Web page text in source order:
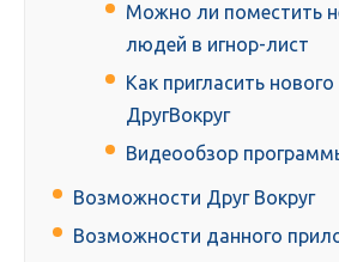
Можно ли поместить
людей в игнор-лист
Как пригласить
ДругВокруг
Видеообзор
Возможности Друг Вокруг
Возможности данного